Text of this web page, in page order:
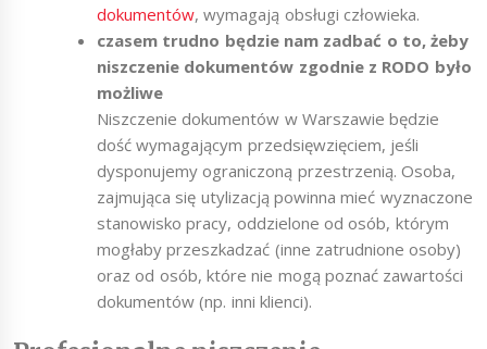
dokumentów, wymagają obsługi człowieka.
czasem trudno będzie nam zadbać o to, żeby
niszczenie dokumentów zgodnie z RODO było
możliwe
Niszczenie dokumentów w Warszawie będzie
dość wymagającym przedsięwzięciem, jeśli
dysponujemy ograniczoną przestrzenią. Osoba,
zajmująca się utylizacją powinna mieć wyznaczone
stanowisko pracy, oddzielone od osób, którym
mogłaby przeszkadzać (inne zatrudnione osoby)
oraz od osób, które nie mogą poznać zawartości
dokumentów (np. inni klienci).